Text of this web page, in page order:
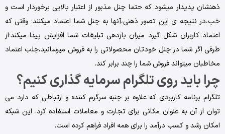
ذهنشان پدیدار میشود که حتما چنل مذبور از اعتبار بالایی برخوردار است و
خب،در نتیجه ی این تصور ذهنی،آنها به چنل شما اعتماد میکنند؛ وقتی که
اعتماد کاربران شکل گیرد میزان بازدهی تبلیغات شما افزایش پیدا میکند؛از
طرفی اگر شما در چنل خودتان محصولاتی را به فروش میرسانید،جلب اعتماد
مخاطبان میتواند فروش شما را چند برابر کند.
چرا باید روی تلگرام سرمایه گذاری کنیم؟
تلگرام برنامه کاربردی که علاوه بر جنبه سرگرم کننده و ارتباطی که دارد می
توان از آن به عنوان مکانی برای تجارت و معاملات استفاده کرد. این شبکه
امکان رشد و کسب درآمد را برای همه افراد فراهم کرده است.